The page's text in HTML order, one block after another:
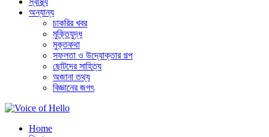
অন্যান্য
চাকরির খবর
মুক্তিযুদ্ধ
মুক্তকথা
সফলতা ও উদ্যোক্তার গল্প
ছোটদের সাহিত্য
অজানা তথ্য
বিজ্ঞানের জগৎ
Home